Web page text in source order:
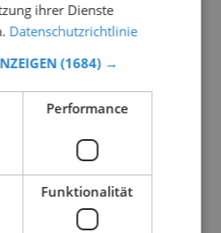
ihrer Dienste
Datenschutzrichtlinie
(1684) →
Performance
Funktionalität